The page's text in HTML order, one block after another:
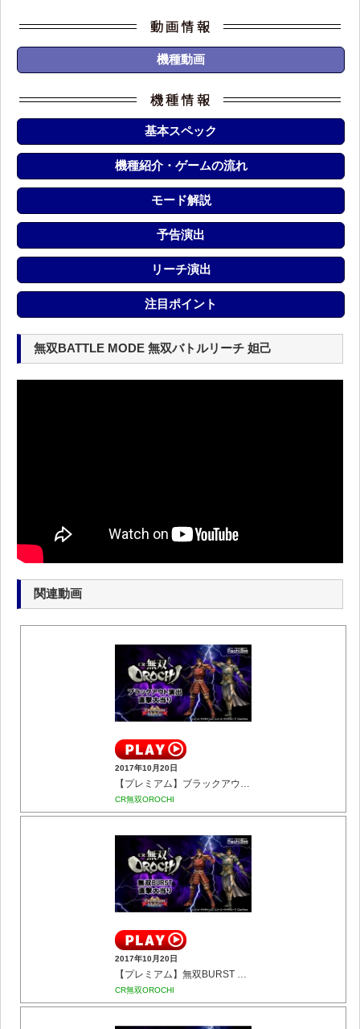
機種動画
基本スペック
機種紹介・ゲームの流れ
モード解説
予告演出
リーチ演出
注目ポイント
無双BATTLE MODE 無双バトルリーチ 妲己
関連動画
2017年10月20日
【プレミアム】ブラックアウト演出 直撃大当り
CR無双OROCHI
2017年10月20日
【プレミアム】無双BURST 直撃大当り
CR無双OROCHI